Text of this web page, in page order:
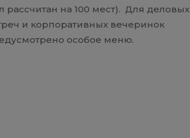
рассчитан на 100 мест). Для деловых
и корпоративных вечеринок
особое меню.